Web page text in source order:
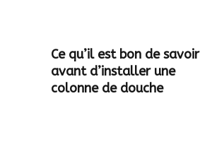
Ce qu’il est bon de savoir
avant d’installer une
colonne de douche